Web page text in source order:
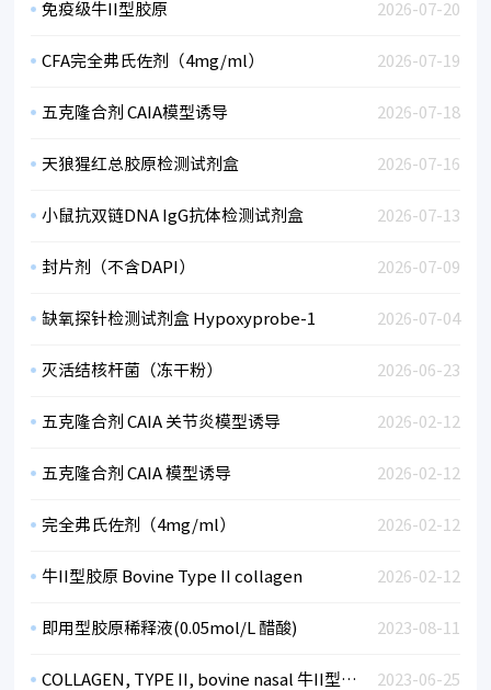
2026-07-20
免疫级牛II型胶原
2026-07-19
CFA完全弗氏佐剂（4mg/ml）
2026-07-18
五克隆合剂 CAIA模型诱导
2026-07-16
天狼猩红总胶原检测试剂盒
2026-07-13
小鼠抗双链DNA IgG抗体检测试剂盒
2026-07-09
封片剂（不含DAPI）
2026-07-04
缺氧探针检测试剂盒 Hypoxyprobe-1
2026-06-23
灭活结核杆菌（冻干粉）
2026-02-12
五克隆合剂 CAIA 关节炎模型诱导
2026-02-12
五克隆合剂 CAIA 模型诱导
2026-02-12
完全弗氏佐剂（4mg/ml）
2026-02-12
牛II型胶原 Bovine Type II collagen
2023-08-11
即用型胶原稀释液(0.05mol/L 醋酸)
2023-06-25
COLLAGEN, TYPE II, bovine nasal 牛II型胶原